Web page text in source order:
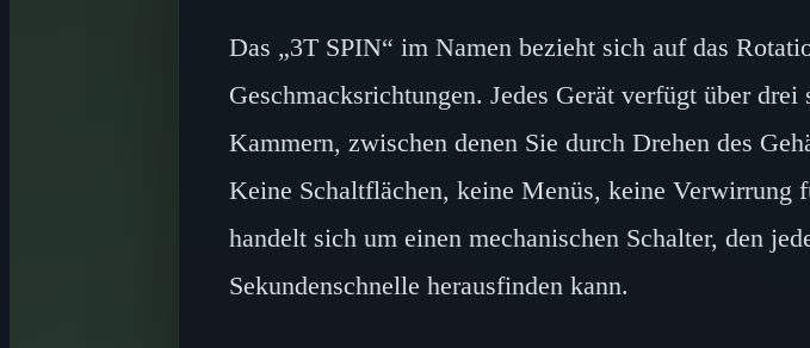
Das „3T SPIN“ im Namen bezieht sich auf das
Geschmacksrichtungen. Jedes Gerät verfügt über
Kammern, zwischen denen Sie durch Drehen des
Keine Schaltflächen, keine Menüs, keine Verwirrung
handelt sich um einen mechanischen Schalter, den
Sekundenschnelle herausfinden kann.